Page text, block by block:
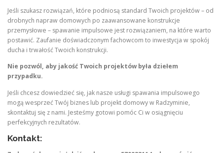
Jeśli szukasz rozwiązań, które podniosą standard Twoich projektów – od
drobnych napraw domowych po zaawansowane konstrukcje
przemysłowe – spawanie impulsowe jest rozwiązaniem, na które warto
postawić. Zaufanie doświadczonym fachowcom to inwestycja w spokój
ducha i trwałość Twoich konstrukcji.
Nie pozwól, aby jakość Twoich projektów była dziełem
przypadku.
Jeśli chcesz dowiedzieć się, jak nasze usługi spawania impulsowego
mogą wesprzeć Twój biznes lub projekt domowy w Radzyminie,
skontaktuj się z nami. Jesteśmy gotowi pomóc Ci w osiągnięciu
perfekcyjnych rezultatów.
Kontakt: